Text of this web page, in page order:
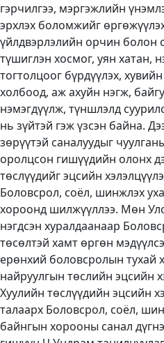
гэрчилгээ, мэргэжлийн
эрхлэх боломжийг
үйлдвэрлэлийн орчин болон
түшиглэн хосмог, уян хатан,
тогтолцоог бүрдүүлэх,
холбоод, аж ахуйн нэгж,
нэмэгдүүлж, түншлэлд
нь зүйтэй гэж үзсэн байна.
зөрүүтэй саналуудыг
оролцсон гишүүдийн олонх
төслүүдийг эцсийн
Боловсрол, соёл, шинжлэх
хороонд шилжүүллээ. Мөн
нэгдсэн хуралдаанаар
төсөлтэй хамт өргөн
ерөнхий боловсролын тухай
найруулгын төслийн эцсийн
Хуулийн төслүүдийн эцсийн
талаарх Боловсрол, соёл,
байнгын хорооны санал